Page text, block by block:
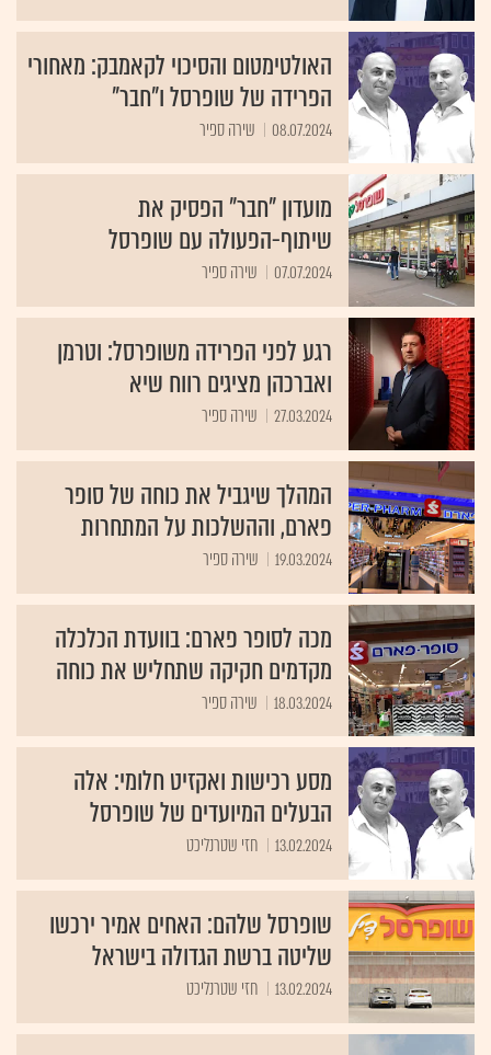
האולטימטום והסיכוי לקאמבק: מאחורי
הפרידה של שופרסל ו"חבר"
08.07.2024 שירה ספיר
מועדון "חבר" הפסיק את
שיתוף-הפעולה עם שופרסל
07.07.2024 שירה ספיר
רגע לפני הפרידה משופרסל: וטרמן
ואברכהן מציגים רווח שיא
27.03.2024 שירה ספיר
המהלך שיגביל את כוחה של סופר
פארם, וההשלכות על המתחרות
19.03.2024 שירה ספיר
מכה לסופר פארם: בוועדת הכלכלה
מקדמים חקיקה שתחליש את כוחה
18.03.2024 שירה ספיר
מסע רכישות ואקזיט חלומי: אלה
הבעלים המיועדים של שופרסל
13.02.2024 חזי שטרנליכט
שופרסל שלהם: האחים אמיר ירכשו
שליטה ברשת הגדולה בישראל
13.02.2024 חזי שטרנליכט